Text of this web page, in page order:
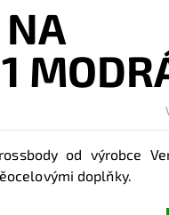
od výrobce
doplňky.